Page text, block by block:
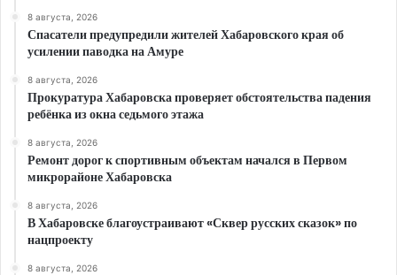
8 августа, 2026
Спасатели предупредили жителей Хабаровского края об
усилении паводка на Амуре
8 августа, 2026
Прокуратура Хабаровска проверяет обстоятельства падения
ребёнка из окна седьмого этажа
8 августа, 2026
Ремонт дорог к спортивным объектам начался в Первом
микрорайоне Хабаровска
8 августа, 2026
В Хабаровске благоустраивают «Сквер русских сказок» по
нацпроекту
8 августа, 2026